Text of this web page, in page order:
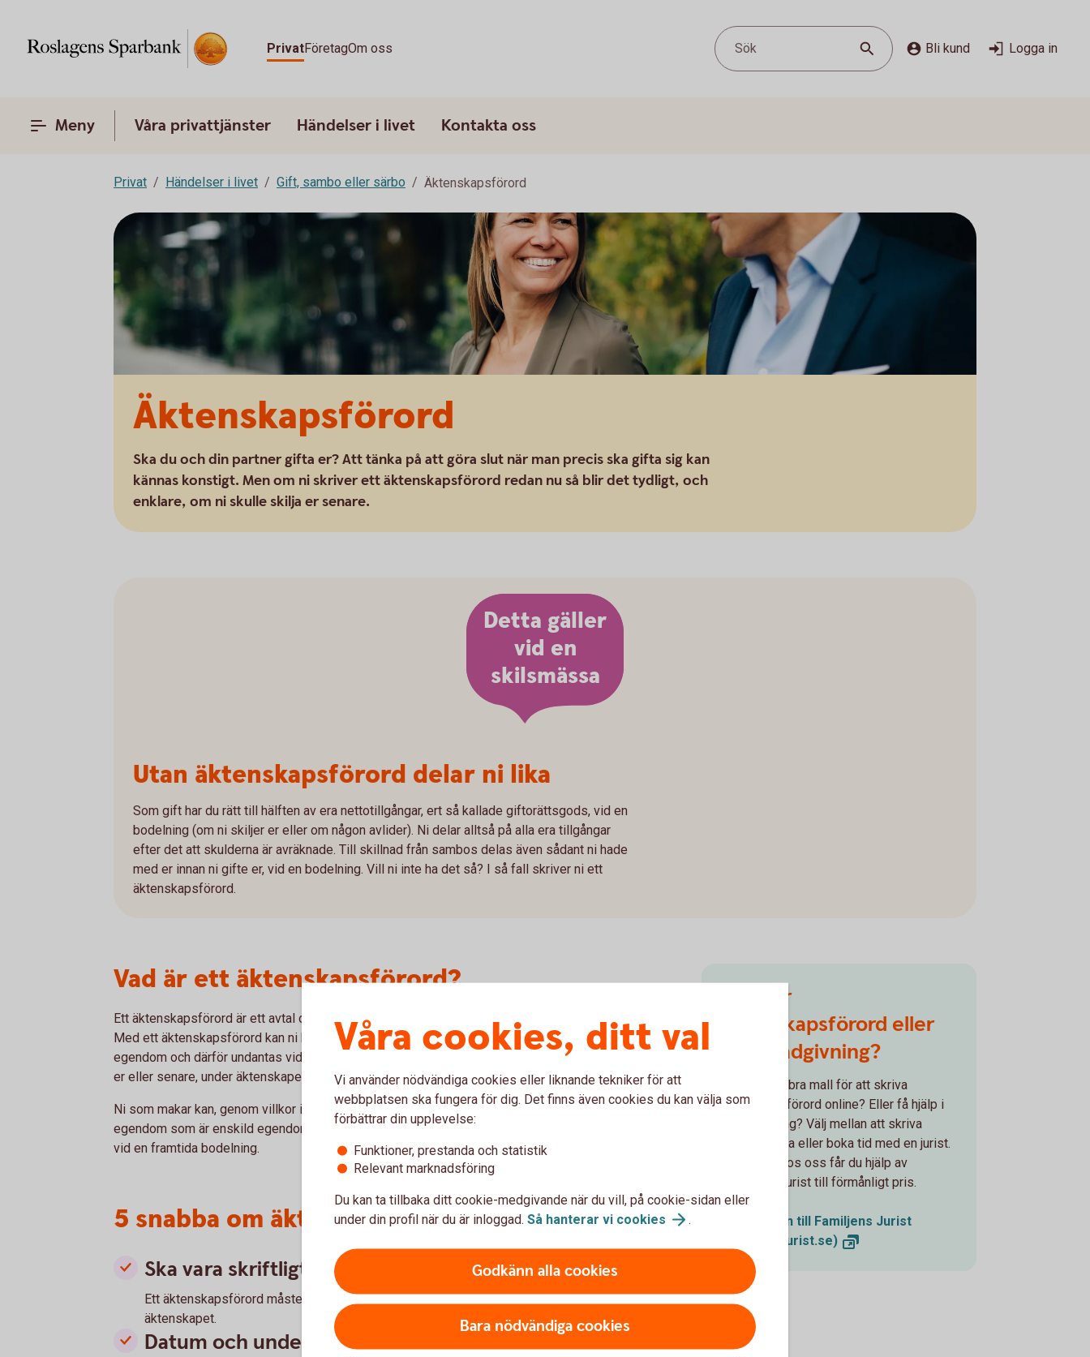
PrivatFöretagOm oss Sök Bli kund Logga in
Meny Våra privattjänster Händelser i livet Kontakta oss
Privat Händelser i livet Gift, sambo eller särbo Äktenskapsförord
Äktenskapsförord
Ska du och din partner gifta er? Att tänka på att göra slut när man precis ska gifta sig kan
kännas konstigt. Men om ni skriver ett äktenskapsförord redan nu så blir det tydligt, och
enklare, om ni skulle skilja er senare.
Detta gäller
vid en
skilsmässa
Utan äktenskapsförord delar ni lika
Som gift har du rätt till hälften av era nettotillgångar, ert så kallade giftorättsgods, vid en
bodelning (om ni skiljer er eller om någon avlider). Ni delar alltså på alla era tillgångar
efter det att skulderna är avräknade. Till skillnad från sambos delas även sådant ni hade
med er innan ni gifte er, vid en bodelning. Vill ni inte ha det så? I så fall skriver ni ett
äktenskapsförord.
Vad är ett äktenskapsförord?
Ett äktenskapsförord är ett avtal om vad som ska vara "enskild egendom" i ett äktenskap.
Med ett äktenskapsförord kan ni bestämma om någon egendom ska utgöra enskild
egendom och därför undantas vid en framtida bodelning. Ni kan skriva det innan ni gifter
er eller senare, under äktenskapet.
Ni som makar kan, genom villkor i gåva, arv eller testamente, även kan ha erhållit
egendom som är enskild egendom och vid en sådan situation ingår inte dessa tillgångar
vid en framtida bodelning.
5 snabba om äktenskapsförord
Ska vara skriftligt
Ett äktenskapsförord måste vara skriftligt och kan skrivas antingen innan, eller under,
äktenskapet.
Datum och underskrift
Mall för
äktenskapsförord eller
boka rådgivning?
Vill ni ha en bra mall för att skriva
äktenskapsförord online? Eller få hjälp i
en rådgivning? Välj mellan att skriva
avtalet själva eller boka tid med en jurist.
Som kund hos oss får du hjälp av
Familjens Jurist till förmånligt pris.
Välkommen till Familjens Jurist
(familjensjurist.se)
Våra cookies, ditt val
Vi använder nödvändiga cookies eller liknande tekniker för att
webbplatsen ska fungera för dig. Det finns även cookies du kan välja som
förbättrar din upplevelse:
Funktioner, prestanda och statistik
Relevant marknadsföring
Du kan ta tillbaka ditt cookie-medgivande när du vill, på cookie-sidan eller
under din profil när du är inloggad. Så hanterar vi cookies .
Godkänn alla cookies
Bara nödvändiga cookies